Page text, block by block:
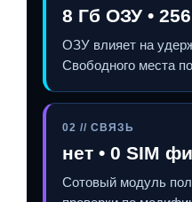
8 Гб ОЗУ •
ОЗУ влияет на
Свободного места
02 // СВЯЗЬ
нет • 0 SIM
Сотовый модуль